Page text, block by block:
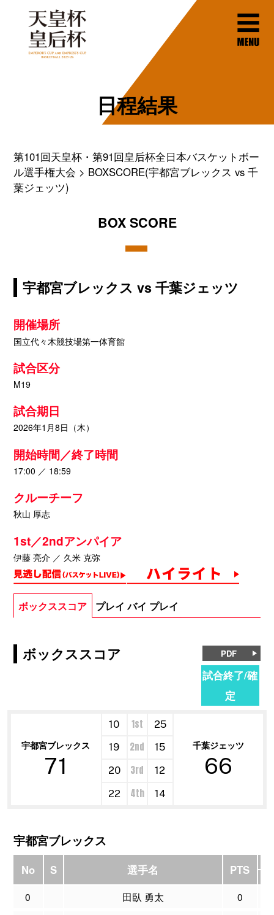
日程結果
第101回天皇杯・第91回皇后杯全日本バスケットボー
ル選手権大会
BOXSCORE(宇都宮ブレックス vs 千
葉ジェッツ)
BOX SCORE
宇都宮ブレックス vs 千葉ジェッツ
開催場所
国立代々木競技場第一体育館
試合区分
M19
試合期日
2026年1月8日（木）
開始時間／終了時間
17:00 ／ 18:59
クルーチーフ
秋山 厚志
1st／2ndアンパイア
伊藤 亮介 ／ 久米 克弥
ボックススコア プレイ バイ プレイ
ボックススコア PDF
試合終了/確
定
宇都宮ブレックス
71
10 1st
25
千葉ジェッツ
66
19 2nd
15
20
3rd
12
22
4th 14
宇都宮ブレックス
No S 選手名 PTS
0 田臥 勇太 0